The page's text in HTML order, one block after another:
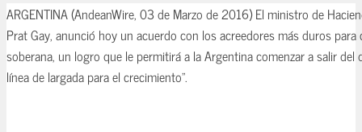
ARGENTINA (AndeanWire, 03 de Marzo de 2016) El ministro de
Prat Gay, anunció hoy un acuerdo con los acreedores más duros para
soberana, un logro que le permitirá a la Argentina comenzar a salir del
línea de largada para el crecimiento”.